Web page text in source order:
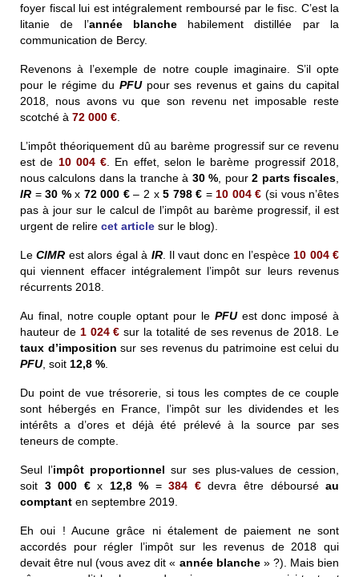
foyer fiscal lui est intégralement remboursé par le fisc. C’est la
litanie de l’année blanchehabilement distillée par la
communication de Bercy.
Revenons à l’exemple de notre couple imaginaire. S’il opte
pour le régime du PFUpour ses revenus et gains du capital
2018, nous avons vu que son revenu net imposable reste
scotché à 72 000 €
L’impôt théoriquement dû au barème progressif sur ce revenu
est de 10 004 € . En effet, selon le barème progressif 2018,
nous calculons dans la tranche à 30 % , pour2 parts fiscales
IR =30 %x 72 000 €– 2 x5 798 € = 10 004 € (si vous n’êtes
pas à jour sur le calcul de l’impôt au barème progressif, il est
urgent de relire cet article sur le blog).
LeCIMR est alors égal à IR. Il vaut donc en l’espèce 10 004 €
qui viennent effacer intégralement l’impôt sur leurs revenus
récurrents 2018.
Au final, notre couple optant pour le PFUest donc imposé à
hauteur de 1 024 € sur la totalité de ses revenus de 2018. Le
taux d’imposition sur ses revenus du patrimoine est celui du
PFU, soit 12,8 %
Du point de vue trésorerie, si tous les comptes de ce couple
sont hébergés en France, l’impôt sur les dividendes et les
intérêts a d’ores et déjà été prélevé à la source par ses
teneurs de compte.
Seul l’impôt proportionnel sur ses plus-values de cession,
soit 3 000 €x 12,8 % = 384 €devra être débourséau
comptant en septembre 2019.
Eh oui ! Aucune grâce ni étalement de paiement ne sont
accordés pour régler l’impôt sur les revenus de 2018 qui
devait être nul (vous avez dit « année blanche» ?). Mais bien